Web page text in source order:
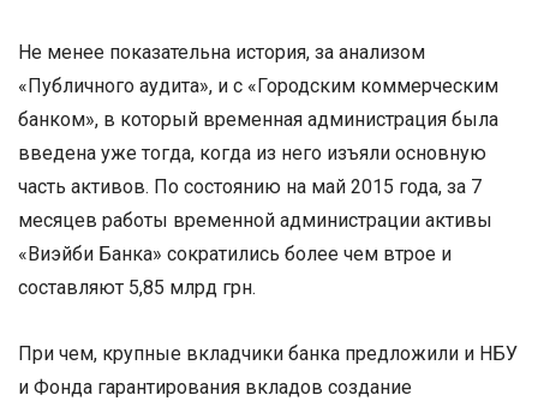
Не менее показательна история, за анализом
«Публичного аудита», и с «Городским коммерческим
банком», в который временная администрация была
введена уже тогда, когда из него изъяли основную
часть активов. По состоянию на май 2015 года, за 7
месяцев работы временной администрации активы
«Виэйби Банка» сократились более чем втрое и
составляют 5,85 млрд грн.
При чем, крупные вкладчики банка предложили и НБУ
и Фонда гарантирования вкладов создание